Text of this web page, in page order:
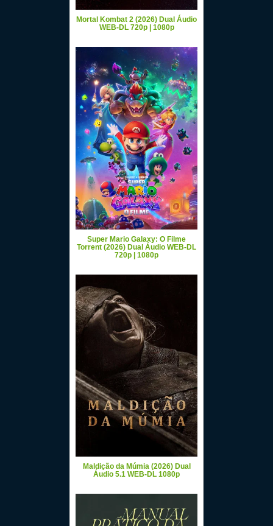
Mortal Kombat 2 (2026) Dual Áudio
WEB-DL 720p | 1080p
Super Mario Galaxy: O Filme
Torrent (2026) Dual Áudio WEB-DL
720p | 1080p
Maldição da Múmia (2026) Dual
Áudio 5.1 WEB-DL 1080p